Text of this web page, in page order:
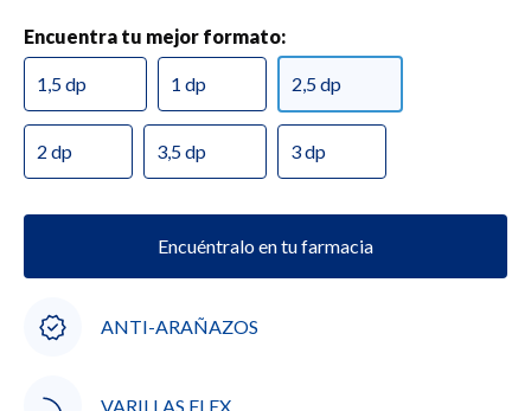
Encuentra tu mejor formato:
1,5 dp 1 dp 2,5 dp
2 dp 3,5 dp 3 dp
Encuéntralo en tu farmacia
ANTI-ARAÑAZOS
VARILLAS FLEX